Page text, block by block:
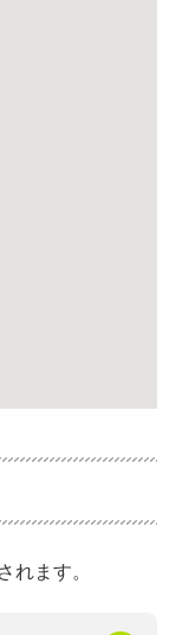
れます。